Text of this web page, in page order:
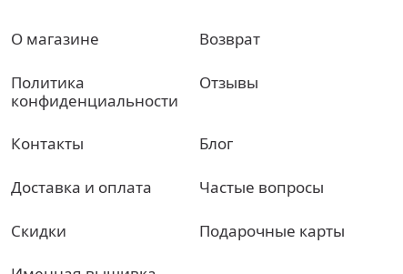
О магазине Возврат
Политика
конфиденциальности
Отзывы
Контакты Блог
Доставка и оплата Частые вопросы
Скидки Подарочные карты